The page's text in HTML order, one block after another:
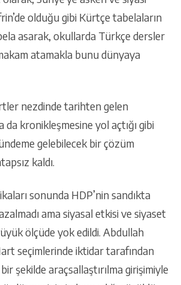
olduğu gibi Kürtçe tabelaların
asarak, okullarda Türkçe dersler
atamakla bunu dünyaya
nezdinde tarihten gelen
da kronikleşmesine yol açtığı gibi
gelebilecek bir çözüm
kaldı.
sonunda HDP’nin sandıkta
ama siyasal etkisi ve siyaset
ölçüde yok edildi. Abdullah
seçimlerinde iktidar tarafından
şekilde araçsallaştırılma girişimiyle